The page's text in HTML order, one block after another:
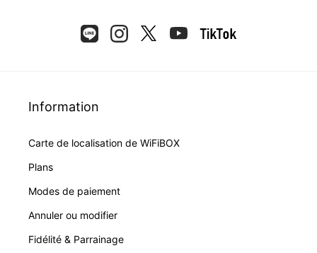
Information
Carte de localisation de WiFiBOX
Plans
Modes de paiement
Annuler ou modifier
Fidélité & Parrainage